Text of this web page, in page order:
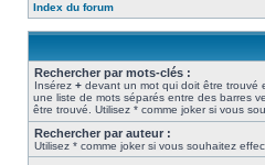
Index du forum
Rechercher par mots-clés :
Insérez + devant un mot qui doit être trouvé
une liste de mots séparés entre des barres
être trouvé. Utilisez * comme joker si vous
Rechercher par auteur :
Utilisez * comme joker si vous souhaitez